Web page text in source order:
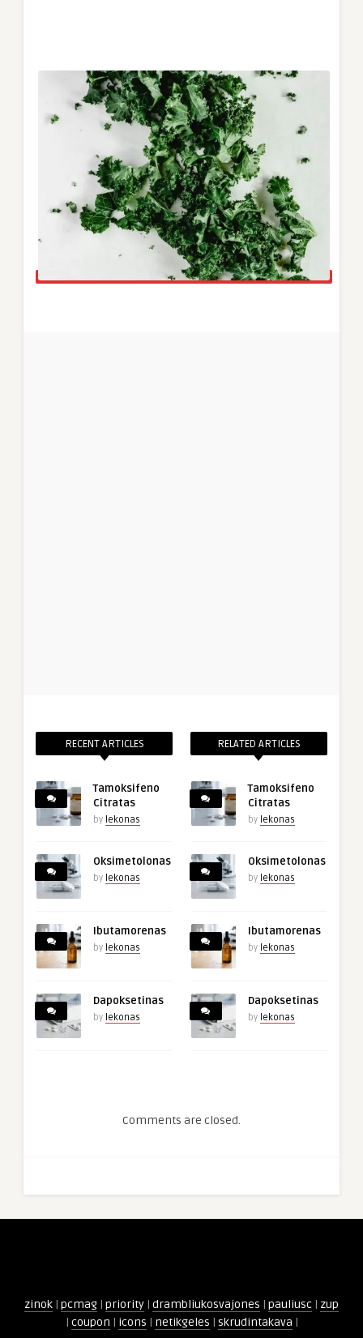
RECENT ARTICLES
Tamoksifeno
Citratas
by lekonas
Oksimetolonas
by lekonas
Ibutamorenas
by lekonas
Dapoksetinas
by lekonas
RELATED ARTICLES
Tamoksifeno
Citratas
by lekonas
Oksimetolonas
by lekonas
Ibutamorenas
by lekonas
Dapoksetinas
by lekonas
Comments are closed.
zinok | pcmag | priority | drambliukosvajones | pauliusc | zup
| coupon | icons | netikgeles | skrudintakava |